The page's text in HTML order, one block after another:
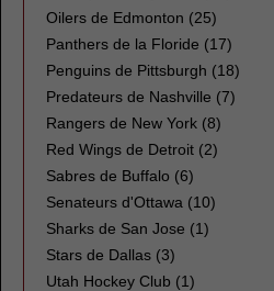
Oilers de Edmonton (25)
Panthers de la Floride (17)
Penguins de Pittsburgh (18)
Predateurs de Nashville (7)
Rangers de New York (8)
Red Wings de Detroit (2)
Sabres de Buffalo (6)
Senateurs d'Ottawa (10)
Sharks de San Jose (1)
Stars de Dallas (3)
Utah Hockey Club (1)